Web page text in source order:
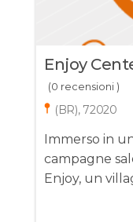
Enjoy
(0 recensioni )
(BR), 72020
Immerso in
campagne
Enjoy, un